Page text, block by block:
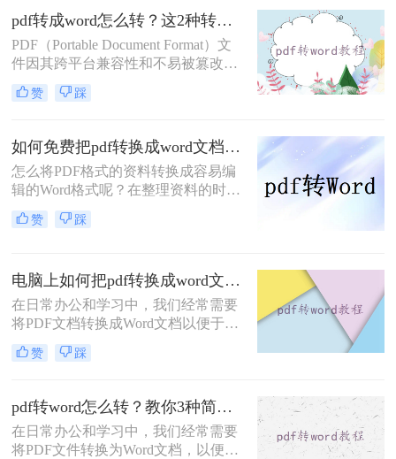
将介绍两种可以免费使用的PDF转
Word的方法。
pdf转成word怎么转？这2种转换方法你可以轻松学会！
PDF（Portable Document Format）文
件因其跨平台兼容性和不易被篡改的
特性，在文档分享和存储中得到了广
泛应用。然而，有时我们需要对PDF
转换成Word文档。那么pdf转成word
怎么转呢？本文将介绍两种将PDF转
换成Word的方法，包括使用专业的
PDF转换软件和在线转换工具。
赞 踩
如何免费把pdf转换成word文档？分享二个简单方便的方法！
怎么将PDF格式的资料转换成容易编
辑的Word格式呢？在整理资料的时候
最难过的莫过于文档不能直接编辑，
不能修改里面的内容了。所以，工作
word很简单的，下面就来教会大家。
赞 踩
电脑上如何把pdf转换成word文档？推荐二个快捷好用的转换方法！
在日常办公和学习中，我们经常需要
将PDF文档转换成Word文档以便于编
辑和修改。那么电脑上如何把pdf转换
成word文档呢？本文将介绍两种常用
赞 踩
pdf转word怎么转？教你3种简单转换方法！
在日常办公和学习中，我们经常需要
将PDF文件转换为Word文档，以便进